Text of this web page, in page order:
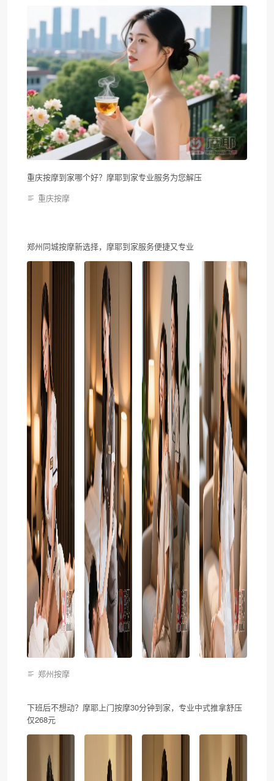
重庆按摩到家哪个好？摩耶到家专业服务为您解压
重庆按摩
郑州同城按摩新选择，摩耶到家服务便捷又专业
郑州按摩
下班后不想动？摩耶上门按摩30分钟到家，专业中式推拿舒压
仅268元